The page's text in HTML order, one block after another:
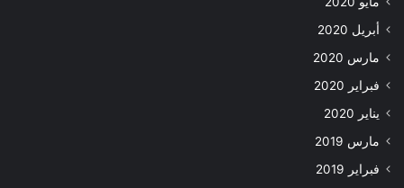
أبريل 2020
مارس 2020
فبراير 2020
يناير 2020
مارس 2019
فبراير 2019